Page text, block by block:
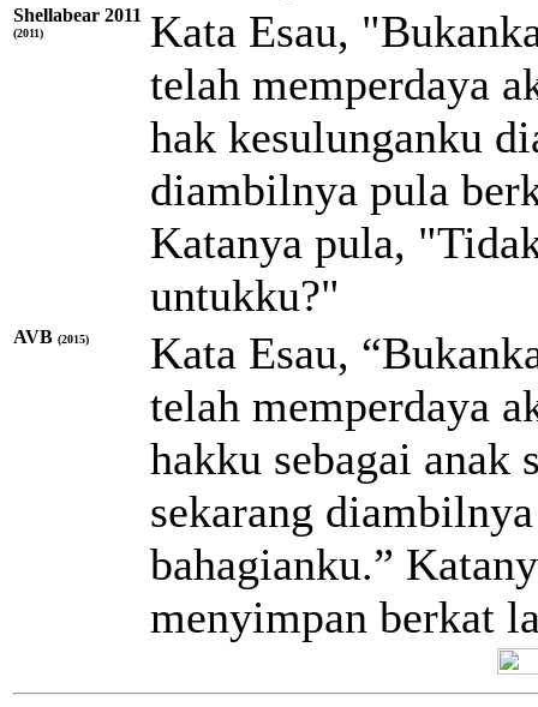
Shellabear 2011
(2011)
Kata Esau,
telah memperdaya
hak kesulunganku
diambilnya pula
Katanya pula,
untukku?"
AVB (2015)
Kata Esau,
telah memperdaya
hakku sebagai
sekarang
bahagianku.”
menyimpan berkat